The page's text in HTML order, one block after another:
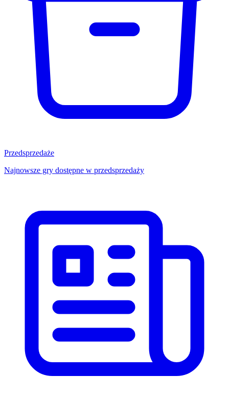
Przedsprzedaże
Najnowsze gry dostępne w przedsprzedaży